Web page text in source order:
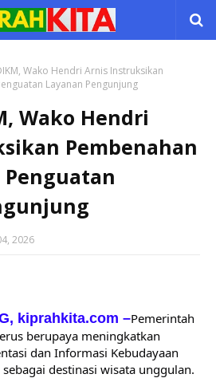
Wako Hendri Arnis Instruksikan
Layanan Pengunjung
Wako Hendri
Pembenahan
2026
kiprahkita.com –Pemerintah
berupaya meningkatkan
dan Informasi Kebudayaan
destinasi wisata unggulan.